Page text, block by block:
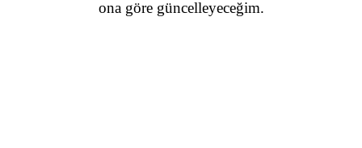
ona göre güncelleyeceğim.